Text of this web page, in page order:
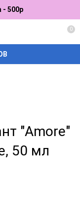
- 500р
0
"Amore"
50 мл